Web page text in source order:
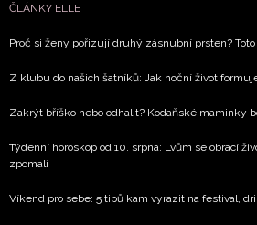
ČLÁNKY ELLE
Proč si ženy pořizují druhý zásnubní prsten?
Z klubu do našich šatníků: Jak noční život
Zakrýt bříško nebo odhalit? Kodaňské maminky
Týdenní horoskop od 10. srpna: Lvům se obrací
zpomalí
Víkend pro sebe: 5 tipů kam vyrazit na festival,